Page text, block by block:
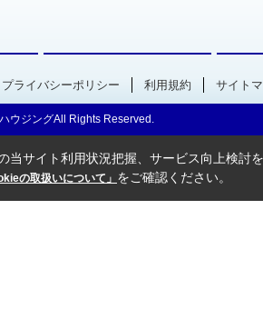
プライバシーポリシー 利用規約 サイト
ウジングAll Rights Reserved.
当サイト利用状況把握、サービス向上検討
の取扱いについて」 をご確認ください。